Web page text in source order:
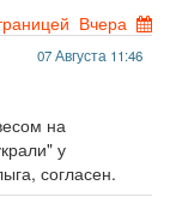
Вчера
07 Августа 11:46
на
у
согласен.